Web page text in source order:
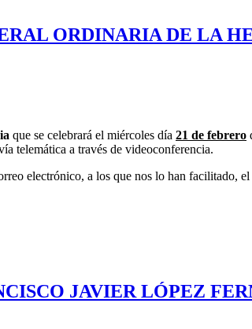
ORDINARIA DE LA
que se celebrará el miércoles día 21 de febrero
telemática a través de videoconferencia.
electrónico, a los que nos lo han facilitado,
JAVIER LÓPEZ